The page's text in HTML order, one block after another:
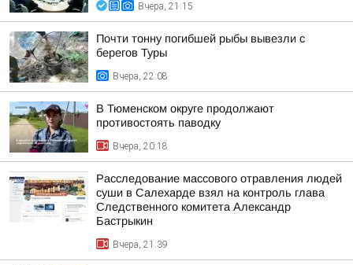
Вчера, 21:15
Почти тонну погибшей рыбы вывезли с
берегов Туры
Вчера, 22:08
В Тюменском округе продолжают
противостоять паводку
Вчера, 20:18
Расследование массового отравления людей
суши в Салехарде взял на контроль глава
Следственного комитета Александр
Бастрыкин
Вчера, 21:39